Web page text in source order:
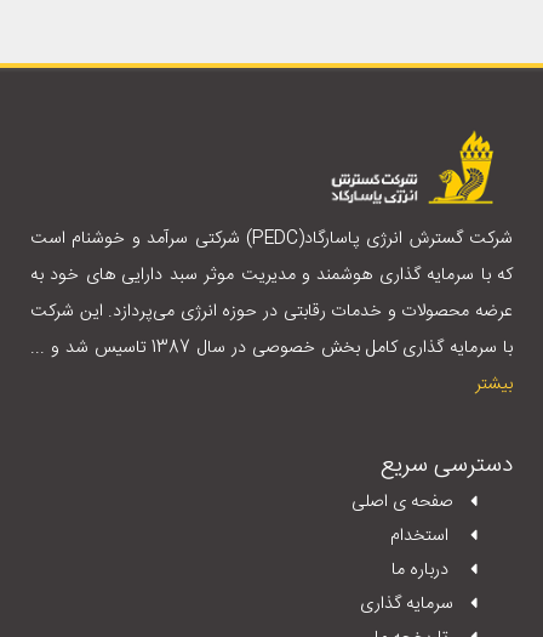
شرکت گسترش انرژی پاسارگاد(PEDC) شرکتی سرآمد و خوشنام است
که با سرمایه گذاری هوشمند و مدیریت موثر سبد دارایی های خود به
عرضه محصولات و خدمات رقابتی در حوزه انرژی می‌پردازد. این شرکت
با سرمایه گذاری کامل بخش خصوصی در سال 1387 تاسیس شد و ...
بیشتر
دسترسی سریع
صفحه ی اصلی
استخدام
درباره ما
سرمایه گذاری